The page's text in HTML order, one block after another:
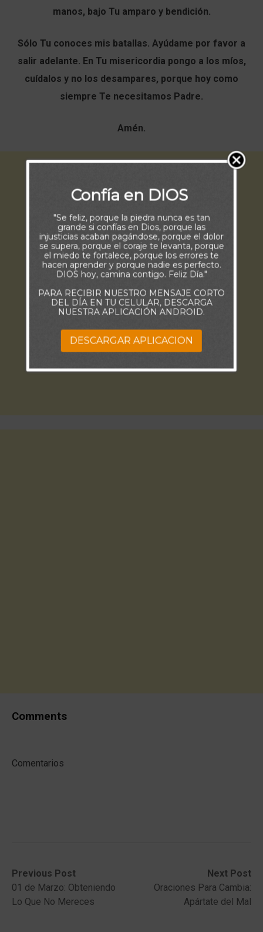
manos, bajo Tu amparo y bendición.
Sólo Tu conoces mis batallas. Ayúdame por favor a
salir adelante. En Tu misericordia pongo a los míos,
cuídalos y no los desampares, porque hoy como
siempre Te necesitamos Padre.
Amén.
Comments
Comentarios
Post
navigation
Previous Post
Previous
post:01 de Marzo: Obteniendo
Lo Que No Mereces
Next Post
Next
post:
Oraciones Para Cambia:
Apártate del Mal
Confía en DIOS
"Se feliz, porque la piedra nunca es tan
grande si confías en Dios, porque las
injusticias acaban pagándose, porque el dolor
se supera, porque el coraje te levanta, porque
el miedo te fortalece, porque los errores te
hacen aprender y porque nadie es perfecto.
DIOS hoy, camina contigo. Feliz Día."
PARA RECIBIR NUESTRO MENSAJE CORTO
DEL DÍA EN TU CELULAR, DESCARGA
NUESTRA APLICACIÓN ANDROID.
DESCARGAR APLICACION